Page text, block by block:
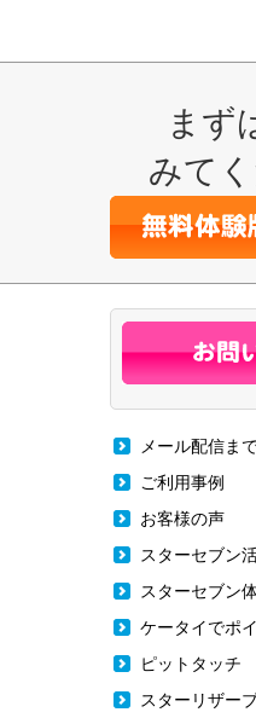
まず
みて
メール配信ま
ご利用事例
お客様の声
スターセブン
スターセブン
ケータイでポ
ピットタッチ
スターリザー